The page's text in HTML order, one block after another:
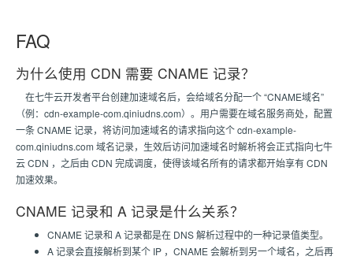
FAQ
为什么使用 CDN 需要 CNAME 记录？
在七牛云开发者平台创建加速域名后，会给域名分配一个 “CNAME域名”
（例：cdn-example-com.qiniudns.com）。用户需要在域名服务商处，配置
一条 CNAME 记录，将访问加速域名的请求指向这个 cdn-example-
com.qiniudns.com 域名记录，生效后访问加速域名时解析将会正式指向七牛
云 CDN ，之后由 CDN 完成调度，使得该域名所有的请求都开始享有 CDN
加速效果。
CNAME 记录和 A 记录是什么关系？
CNAME 记录和 A 记录都是在 DNS 解析过程中的一种记录值类型。
A 记录会直接解析到某个 IP ，CNAME 会解析到另一个域名，之后再